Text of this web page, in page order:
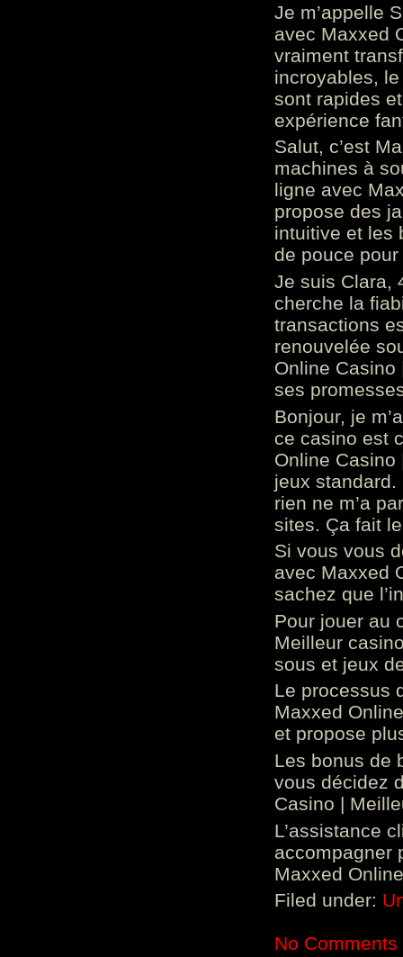
Je m’appelle
avec Maxxed
vraiment
incroyables,
sont rapides
expérience
Salut, c’est
machines à
ligne avec
propose des
intuitive et les
de pouce
Je suis Clara,
cherche la
transactions
renouvelée
Online
ses
Bonjour, je
ce casino est
Online
jeux standard.
rien ne m’a
sites. Ça fait
Si vous vous
avec Maxxed
sachez que
Pour jouer au
Meilleur
sous et jeux
Le processus
Maxxed
et propose
Les bonus de
vous décidez
Casino |
L’assistance
accompagner
Maxxed
Filed under:
No Comments